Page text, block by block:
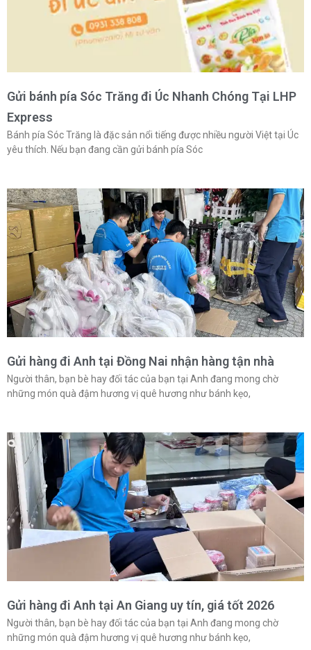
Gửi bánh pía Sóc Trăng đi Úc Nhanh Chóng Tại LHP
Express
Bánh pía Sóc Trăng là đặc sản nổi tiếng được nhiều người Việt tại Úc
yêu thích. Nếu bạn đang cần gửi bánh pía Sóc
Gửi hàng đi Anh tại Đồng Nai nhận hàng tận nhà
Người thân, bạn bè hay đối tác của bạn tại Anh đang mong chờ
những món quà đậm hương vị quê hương như bánh kẹo,
Gửi hàng đi Anh tại An Giang uy tín, giá tốt 2026
Người thân, bạn bè hay đối tác của bạn tại Anh đang mong chờ
những món quà đậm hương vị quê hương như bánh kẹo,